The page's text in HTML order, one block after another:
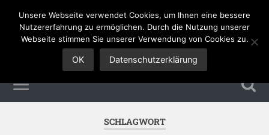
Sales Jobs
SCHLAGWORT
Unsere Webseite verwendet Cookies, um Ihnen eine bessere
Nutzererfahrung zu ermöglichen. Durch die Nutzung unserer
Webseite stimmen Sie unserer Verwendung von Cookies zu.
OK Datenschutzerklärung